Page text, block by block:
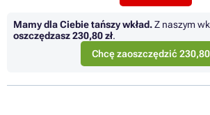
Mamy dla Ciebie tańszy wkład.Z naszym
oszczędzasz230,80 zł.
Chcę zaoszczędzić 230,80